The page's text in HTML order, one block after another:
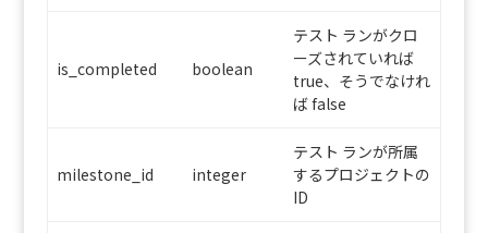
is_completed boolean
テスト ランがクロ
ーズされていれば
true、そうでなけれ
ば false
milestone_id integer
テスト ランが所属
するプロジェクトの
ID